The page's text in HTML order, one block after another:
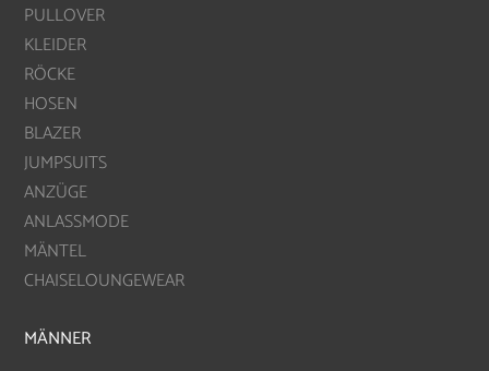
PULLOVER
KLEIDER
RÖCKE
HOSEN
BLAZER
JUMPSUITS
ANZÜGE
ANLASSMODE
MÄNTEL
CHAISELOUNGEWEAR
MÄNNER